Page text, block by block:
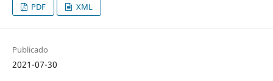
PDF XML
Publicado
2021-07-30